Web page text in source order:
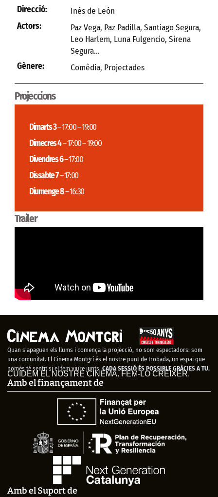
Direcció:
Inés de León
Actors:
Paz Vega, Paz Padilla, Santiago Segura,
Leo Harlem, Luna Fulgencio, Sirena
Segura...
Gènere:
Comèdia, Projectades
Projeccions
Dimarts 3– 17:00 – 19:00
Dimecres 4– 17:00 – 19:00
Divendres 6– 17:00
Dissabte 7– 17:00
Diumenge 8– 16:30
Trailer
Quan s’apaguen els llums i comença la projecció, no som espectadors: som
una comunitat. El Cinema Montgrí és el nostre punt de trobada, un espai que
només té sentit si el fem viure junts. CADA SESSIÓ ÉS POSSIBLE GRÀCIES A TU.
CUIDEM EL NOSTRE CINEMA. FEM-LO CRÉIXER.
Amb el finançament de
Amb el Suport de